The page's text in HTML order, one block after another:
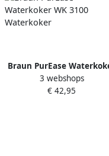
Braun PurEase
WK 3100 Waterkoker
3 webshops
€ 42,95